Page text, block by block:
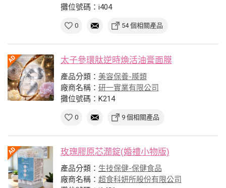
攤位號碼：i404
0 54 個相關產品
太子參環肽逆時煥活油膏面膜
產品分類： 美容保養-膜類
廠商名稱： 研一實業有限公司
攤位號碼：K214
0 9 個相關產品
玫瑰膠原芯潤錠(婚禮小物版)
產品分類： 生技保健-保健食品
廠商名稱： 超食科妍所股份有限公司